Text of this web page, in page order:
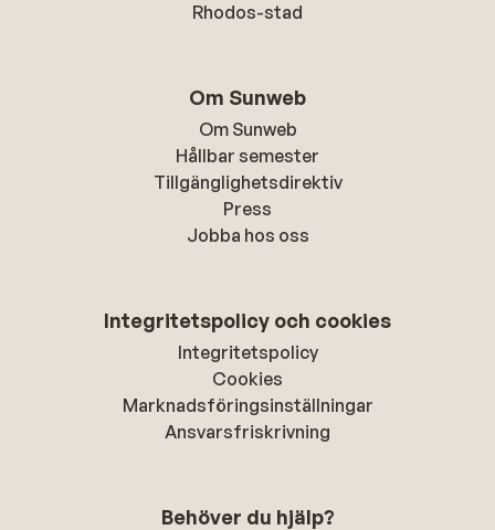
Rhodos-stad
Om Sunweb
Om Sunweb
Hållbar semester
Tillgänglighetsdirektiv
Press
Jobba hos oss
Integritetspolicy och cookies
Integritetspolicy
Cookies
Marknadsföringsinställningar
Ansvarsfriskrivning
Behöver du hjälp?